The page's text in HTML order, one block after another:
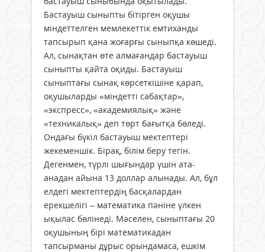
Бастауыш сыныпты бітірген оқушы
міндеттелген мемлекеттік емтиханды
тапсырып қана жоғарғы сыныпқа көшеді.
Ал, сынақтан өте алмағандар бастауыш
сыныпты қайта оқиды. Бастауыш
сыныптағы сынақ көрсеткішіне қарап,
оқушыларды «міндетті сабақтар»,
«экспресс», «академиялық» және
«техникалық» деп төрт бағытқа бөледі.
Ондағы бүкіл бастауыш мектептері
жекеменшік. Бірақ, білім беру тегін.
Дегенмен, түрлі шығындар үшін ата-
анадан айына 13 доллар алынады. Ал, бұл
елдегі мектептердің басқалардан
ерекшелігі – математика пәніне үлкен
ықылас бөлінеді. Мәселен, сыныптағы 20
оқушының бірі математикадан
тапсырманы дұрыс орындамаса, ешкім